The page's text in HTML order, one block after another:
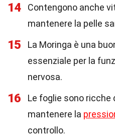
14
Contengono anche
mantenere la pelle
15
La Moringa è una
essenziale per la
nervosa.
16
Le foglie sono ricche
mantenere la
controllo.